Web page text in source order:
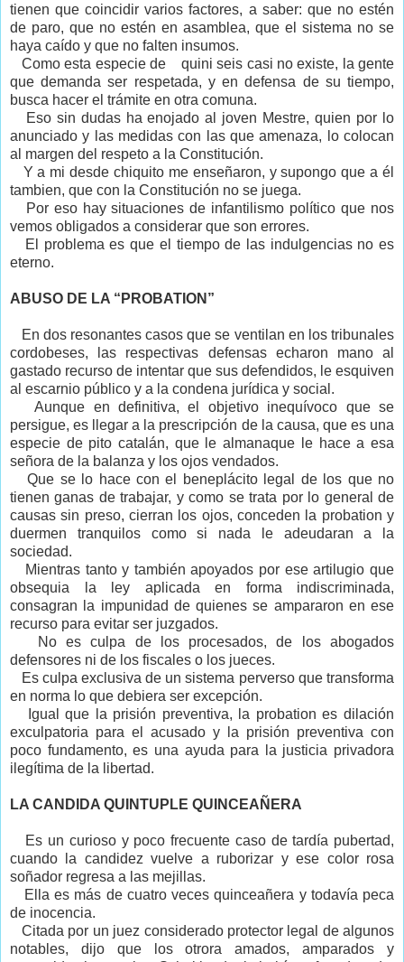
tienen que coincidir varios factores, a saber: que no estén
de paro, que no estén en asamblea, que el sistema no se
haya caído y que no falten insumos.
Como esta especie de
quini seis casi no existe, la gente
que demanda ser respetada, y en defensa de su tiempo,
busca hacer el trámite en otra comuna.
Eso sin dudas ha enojado al joven Mestre, quien por lo
anunciado y las medidas con las que amenaza, lo colocan
al margen del respeto a la Constitución.
Y a mi desde chiquito me enseñaron, y supongo que a él
tambien, que con la Constitución no se juega.
Por eso hay situaciones de infantilismo político que nos
vemos obligados a considerar que son errores.
El problema es que el tiempo de las indulgencias no es
eterno.
ABUSO DE LA “PROBATION”
En dos resonantes casos que se ventilan en los tribunales
cordobeses, las respectivas defensas echaron mano al
gastado recurso de intentar que sus defendidos, le esquiven
al escarnio público y a la condena jurídica y social.
Aunque en definitiva, el objetivo inequívoco que se
persigue, es llegar a la prescripción de la causa, que es una
especie de pito catalán, que le almanaque le hace a esa
señora de la balanza y los ojos vendados.
Que se lo hace con el beneplácito legal de los que no
tienen ganas de trabajar, y como se trata por lo general de
causas sin preso, cierran los ojos, conceden la probation y
duermen tranquilos como si nada le adeudaran a la
sociedad.
Mientras tanto y también apoyados por ese artilugio que
obsequia la ley aplicada en forma indiscriminada,
consagran la impunidad de quienes se ampararon en ese
recurso para evitar ser juzgados.
No es culpa de los procesados, de los abogados
defensores ni de los fiscales o los jueces.
Es culpa exclusiva de un sistema perverso que transforma
en norma lo que debiera ser excepción.
Igual que la prisión preventiva, la probation es dilación
exculpatoria para el acusado y la prisión preventiva con
poco fundamento, es una ayuda para la justicia privadora
ilegítima de la libertad.
LA CANDIDA QUINTUPLE QUINCEAÑERA
Es un curioso y poco frecuente caso de tardía pubertad,
cuando la candidez vuelve a ruborizar y ese color rosa
soñador regresa a las mejillas.
Ella es más de cuatro veces quinceañera y todavía peca
de inocencia.
Citada por un juez considerado protector legal de algunos
notables, dijo que los otrora amados, amparados y